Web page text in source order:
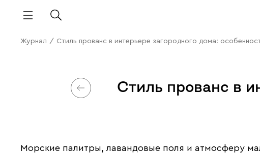
Журнал / Стиль прованс в интерьере загородного дома:
Стиль прованс в
Морские палитры, лавандовые поля и атмосферу